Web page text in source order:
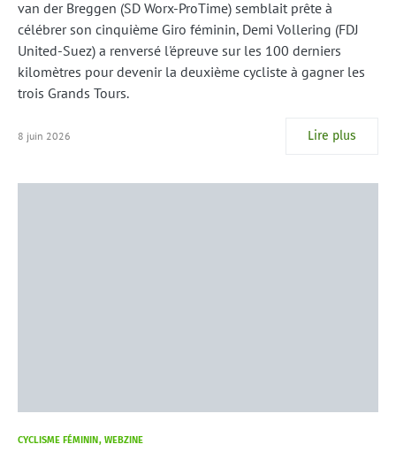
van der Breggen (SD Worx-ProTime) semblait prête à
célébrer son cinquième Giro féminin, Demi Vollering (FDJ
United-Suez) a renversé l'épreuve sur les 100 derniers
kilomètres pour devenir la deuxième cycliste à gagner les
trois Grands Tours.
8 juin 2026 Lire plus
CYCLISME FÉMININ WEBZINE